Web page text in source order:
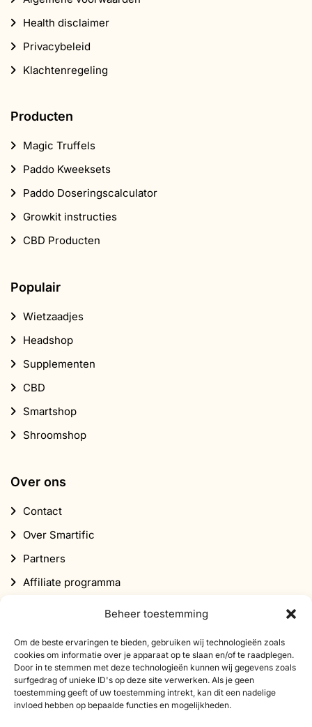
Beheer toestemming
Om de beste ervaringen te bieden, gebruiken wij technologieën zoals
cookies om informatie over je apparaat op te slaan en/of te raadplegen.
Door in te stemmen met deze technologieën kunnen wij gegevens zoals
surfgedrag of unieke ID's op deze site verwerken. Als je geen
toestemming geeft of uw toestemming intrekt, kan dit een nadelige
invloed hebben op bepaalde functies en mogelijkheden.
Health disclaimer
Privacybeleid
Klachtenregeling
Producten
Magic Truffels
Paddo Kweeksets
Paddo Doseringscalculator
Growkit instructies
CBD Producten
Populair
Wietzaadjes
Headshop
Supplementen
CBD
Smartshop
Shroomshop
Over ons
Contact
Over Smartific
Partners
Affiliate programma